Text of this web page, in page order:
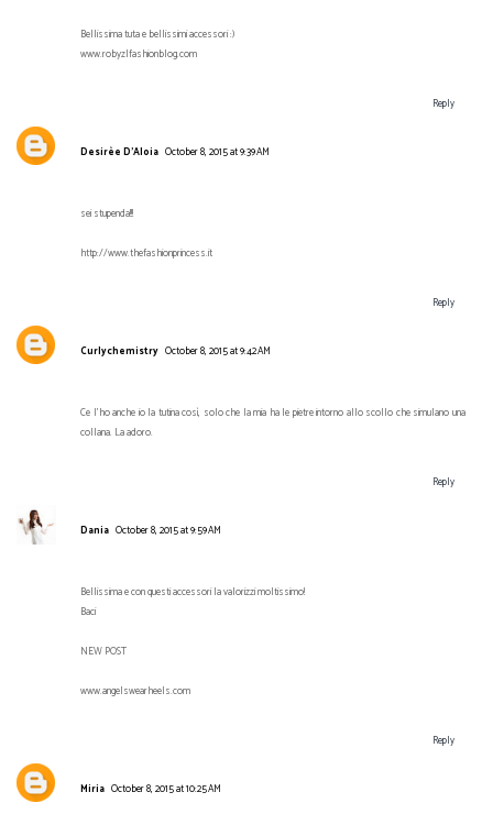
Bellissima tuta e bellissimi accessori :)
www.robyzlfashionblog.com
Reply
Desirèe D'Aloia October 8, 2015 at 9:39 AM
sei stupenda!!!
http://www.thefashionprincess.it
Reply
Curlychemistry October 8, 2015 at 9:42 AM
Ce l'ho anche io la tutina così, solo che la mia ha le pietre intorno allo scollo che simulano una
collana. La adoro.
Reply
Dania October 8, 2015 at 9:59 AM
Bellissima e con questi accessori la valorizzi moltissimo!
Baci
NEW POST
www.angelswearheels.com
Reply
Miria October 8, 2015 at 10:25 AM